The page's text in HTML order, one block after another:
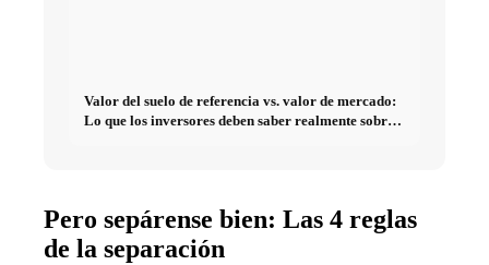
Valor del suelo de referencia vs. valor de mercado:
Lo que los inversores deben saber realmente sobre
Pero sepárense bien: Las 4 reglas
de la separación